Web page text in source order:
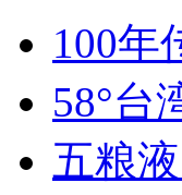
100年
58°台
五粮